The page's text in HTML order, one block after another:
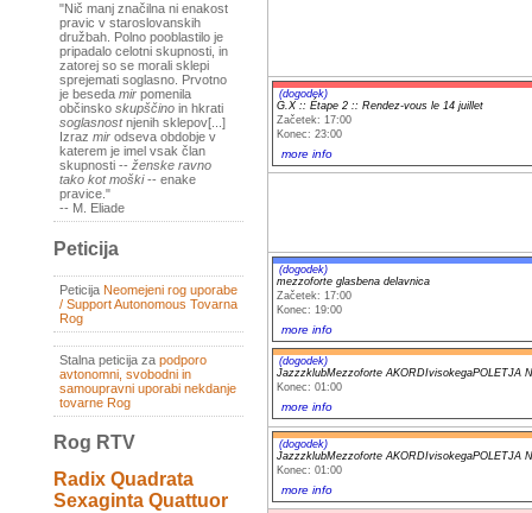
"Nič manj značilna ni enakost
pravic v staroslovanskih
družbah. Polno pooblastilo je
pripadalo celotni skupnosti, in
zatorej so se morali sklepi
sprejemati soglasno. Prvotno
je beseda mir pomenila
občinsko skupščino in hkrati
soglasnostnjenih sklepov[...]
Izraz mir odseva obdobje v
katerem je imel vsak član
skupnosti -- ženske ravno
tako kot moški-- enake
pravice."
-- M. Eliade
Peticija
Peticija Neomejeni rog uporabe
/ Support Autonomous Tovarna
Rog
Stalna peticija za podporo
avtonomni, svobodni in
samoupravni uporabi nekdanje
tovarne Rog
Rog RTV
Radix Quadrata
Sexaginta Quattuor
(dogodek)
G.X :: Étape 2 :: Rendez-vous le 14 juillet
Začetek: 17:00
Konec: 23:00
more info
(dogodek)
mezzoforte glasbena delavnica
Začetek: 17:00
Konec: 19:00
more info
(dogodek)
JazzzklubMezzoforte AKORDIvisokegaPOLETJA
Konec: 01:00
more info
(dogodek)
JazzzklubMezzoforte AKORDIvisokegaPOLETJA
Konec: 01:00
more info